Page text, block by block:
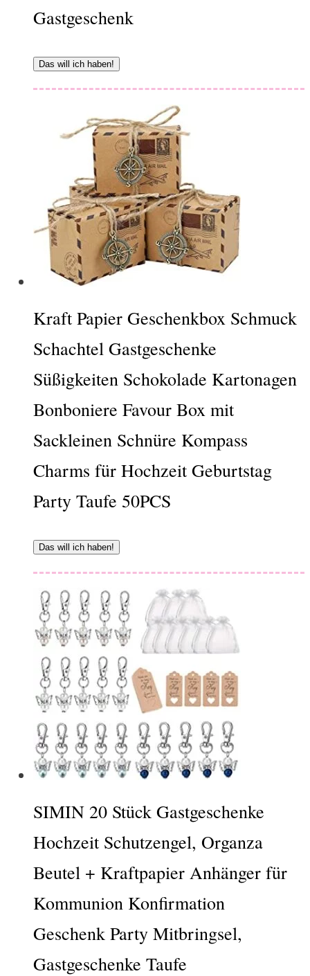
Gastgeschenk
Das will ich haben!
Kraft Papier Geschenkbox Schmuck
Schachtel Gastgeschenke
Süßigkeiten Schokolade Kartonagen
Bonboniere Favour Box mit
Sackleinen Schnüre Kompass
Charms für Hochzeit Geburtstag
Party Taufe 50PCS
Das will ich haben!
SIMIN 20 Stück Gastgeschenke
Hochzeit Schutzengel, Organza
Beutel + Kraftpapier Anhänger für
Kommunion Konfirmation
Geschenk Party Mitbringsel,
Gastgeschenke Taufe